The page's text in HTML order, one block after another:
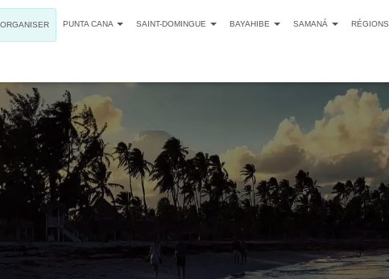
ORGANISER PUNTA CANA SAINT-DOMINGUE BAYAHIBE SAMANÁ RÉGIONS